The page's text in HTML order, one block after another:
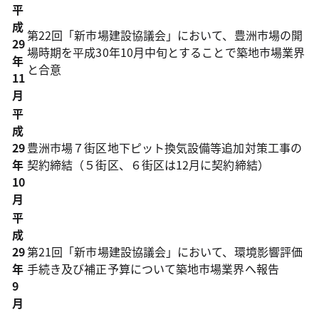
平
成
29
年
11
月
第22回「新市場建設協議会」において、豊洲市場の開
場時期を平成30年10月中旬とすることで築地市場業界
と合意
平
成
29
年
10
月
豊洲市場７街区地下ピット換気設備等追加対策工事の
契約締結（５街区、６街区は12月に契約締結）
平
成
29
年
9
月
第21回「新市場建設協議会」において、環境影響評価
手続き及び補正予算について築地市場業界へ報告